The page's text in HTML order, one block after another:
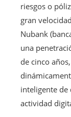
riesgos o
gran
Nubank
una
de cinco
inteligente de
actividad